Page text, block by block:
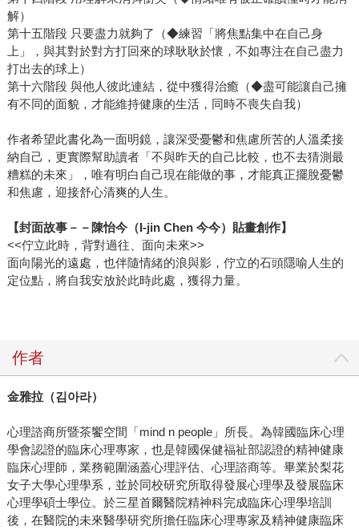
解）
第十五階段 只要盡力就夠了（◆練習「將焦點集中在自己身
上」，與其對於對方打回來的球耿耿於懷，不如專注在自己盡力
打出去的球上）
第十六階段 與他人彼此連結，從中獲得治癒（◆盡可能讓自己擁
有不同的面貌，才能維持健康的生活，同時不喪失自我）
作者希望此書化為一面明鏡，讓深受憂鬱和焦慮所苦的人溫柔接
納自己，更實際幫助讀者「不與昨天的自己比較，也不去猜測最
糟糕的未來」，唯有明白自己現在能做的事，才能真正擺脫憂鬱
和焦慮，迎接舒心清爽的人生。
【封面故事－－陳怡今（I-jin Chen 今今）貼畫創作】
<<佇立此時，背對過往、面向未來>>
面向陽光的遠處，也伴隨情緒的浪與影，佇立的石頭隱喻人生的
定位點，將自我安放於此時此處，獲得力量。
作者
金雅拉（김아라）
心理諮商所暨茶饗空間「mind n people」所長。為韓國臨床心理
學會認證的臨床心理專家，也是韓國保健福祉部認證的精神健康
臨床心理師，業務範圍涵蓋心理評估、心理諮商等。畢業於梨花
女子大學心理學系，並於同校研究所取得發展心理學及發展臨床
心理學碩士學位。於三星首爾醫院精神科完成臨床心理學培訓
後，在醫院的未來醫學研究所擔任臨床心理專家及精神健康臨床